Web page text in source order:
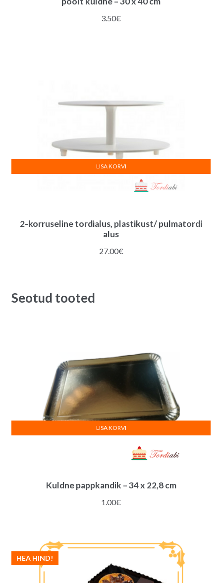
3.50€
2-korruseline tordialus, plastikust/ pulmatordi
alus
27.00€
LISA KORVI
Seotud tooted
Kuldne pappkandik – 34 x 22,8 cm
1.00€
LISA KORVI
HEA HIND!